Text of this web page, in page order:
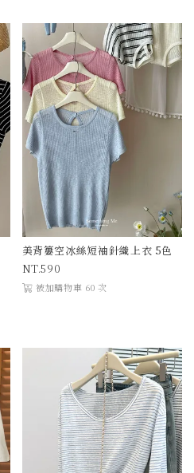
美背簍空冰絲短袖針織上衣 5色
590
被加購物車 60 次